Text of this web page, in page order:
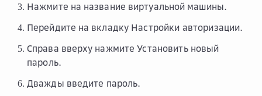
Нажмите на название виртуальной машины.
Перейдите на вкладку Настройки авторизации.
Справа вверху нажмитеУстановить новый
пароль.
Дважды введите пароль.